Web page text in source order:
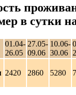
в сутки
01.04-
26.05
27.05-
09.06
10.06-
30.06
2420 2860 5280